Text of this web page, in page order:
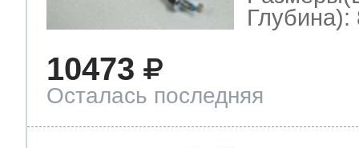
Глубина):
10473
Осталась последняя